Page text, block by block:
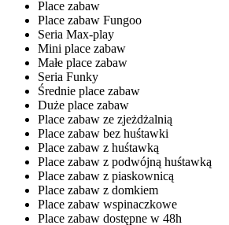
Place zabaw
Place zabaw Fungoo
Seria Max-play
Mini place zabaw
Małe place zabaw
Seria Funky
Średnie place zabaw
Duże place zabaw
Place zabaw ze zjeżdżalnią
Place zabaw bez huśtawki
Place zabaw z huśtawką
Place zabaw z podwójną huśtawką
Place zabaw z piaskownicą
Place zabaw z domkiem
Place zabaw wspinaczkowe
Place zabaw dostępne w 48h